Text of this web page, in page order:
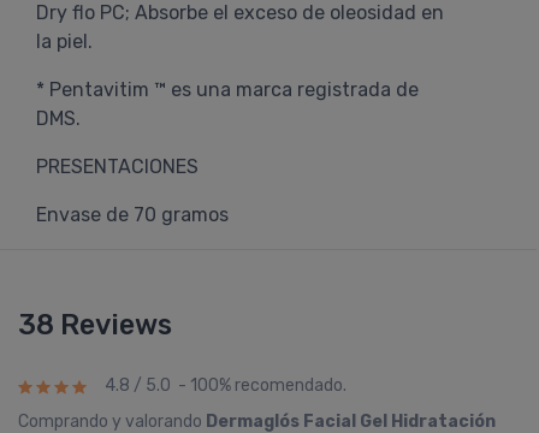
Dry flo PC; Absorbe el exceso de oleosidad en
la piel.
* Pentavitim ™ es una marca registrada de
DMS.
PRESENTACIONES
Envase de 70 gramos
38 Reviews
4.8 / 5.0 - 100% recomendado.
Comprando y valorando Dermaglós Facial Gel Hidratación